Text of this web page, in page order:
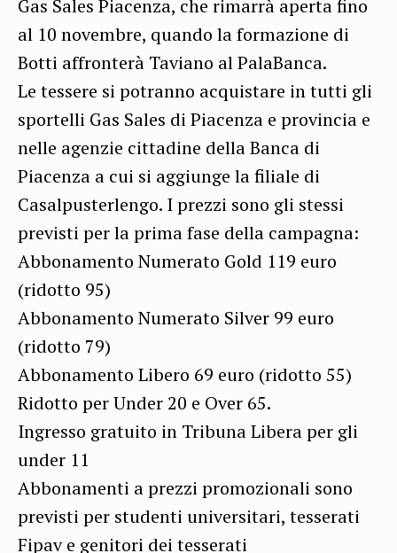
Gas Sales Piacenza, che rimarrà aperta fino
al 10 novembre, quando la formazione di
Botti affronterà Taviano al PalaBanca.
Le tessere si potranno acquistare in tutti gli
sportelli Gas Sales di Piacenza e provincia e
nelle agenzie cittadine della Banca di
Piacenza a cui si aggiunge la filiale di
Casalpusterlengo. I prezzi sono gli stessi
previsti per la prima fase della campagna:
Abbonamento Numerato Gold 119 euro
(ridotto 95)
Abbonamento Numerato Silver 99 euro
(ridotto 79)
Abbonamento Libero 69 euro (ridotto 55)
Ridotto per Under 20 e Over 65.
Ingresso gratuito in Tribuna Libera per gli
under 11
Abbonamenti a prezzi promozionali sono
previsti per studenti universitari, tesserati
Fipav e genitori dei tesserati